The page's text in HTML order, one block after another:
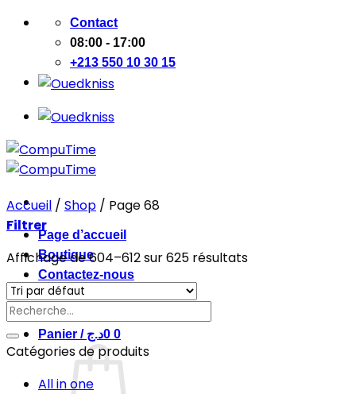
Passer
contenu
Contact
08:00 - 17:00
+213 550 10 30 15
Page d’accueil
Boutique
Contactez-nous
Se connecter
Panier /
0د.ج 0
Accueil / Shop / Page 68
Filtrer
Affichage de 604–612 sur 625 résultats
Recherche
pour :
Catégories de produits
All in one